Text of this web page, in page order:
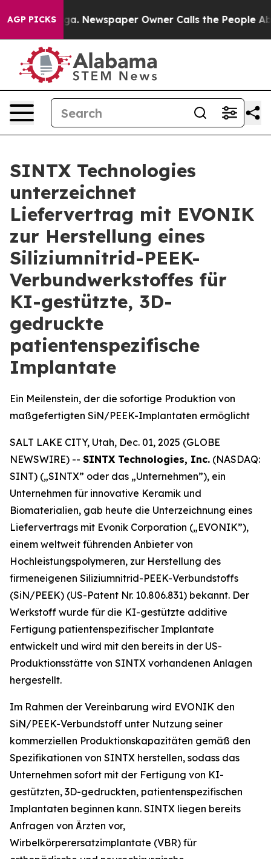
AGP PICKSNewspaper Owner Calls the People
SINTX Technologies
unterzeichnet
Liefervertrag mit EVONIK
zur Herstellung eines
Siliziumnitrid-PEEK-
Verbundwerkstoffes für
KI-gestützte, 3D-
gedruckte
patientenspezifische
Implantate
Ein Meilenstein, der die sofortige Produktion von
maßgefertigten SiN/PEEK-Implantaten ermöglicht
SALT LAKE CITY, Utah, Dec. 01, 2025 (GLOBE
NEWSWIRE) -- SINTX Technologies, Inc. (NASDAQ:
SINT) („SINTX” oder das „Unternehmen”), ein
Unternehmen für innovative Keramik und
Biomaterialien, gab heute die Unterzeichnung eines
Liefervertrags mit Evonik Corporation („EVONIK”),
einem weltweit führenden Anbieter von
Hochleistungspolymeren, zur Herstellung des
firmeneigenen Siliziumnitrid-PEEK-Verbundstoffs
(SiN/PEEK) (US-Patent Nr. 10.806.831) bekannt. Der
Werkstoff wurde für die KI-gestützte additive
Fertigung patientenspezifischer Implantate
entwickelt und wird mit den bereits in der US-
Produktionsstätte von SINTX vorhandenen Anlagen
hergestellt.
Im Rahmen der Vereinbarung wird EVONIK den
SiN/PEEK-Verbundstoff unter Nutzung seiner
kommerziellen Produktionskapazitäten gemäß den
Spezifikationen von SINTX herstellen, sodass das
Unternehmen sofort mit der Fertigung von KI-
gestützten, 3D-gedruckten, patientenspezifischen
Implantaten beginnen kann. SINTX liegen bereits
Anfragen von Ärzten vor,
Wirbelkörperersatzimplantate (VBR) für